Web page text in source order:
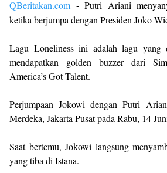
QBeritakan.com - Putri Ariani
ketika berjumpa dengan Presiden Joko
Lagu Loneliness ini adalah lagu yang
mendapatkan golden buzzer dari
America’s Got Talent.
Perjumpaan Jokowi dengan Putri
Merdeka, Jakarta Pusat pada Rabu, 14
Saat bertemu, Jokowi langsung
yang tiba di Istana.